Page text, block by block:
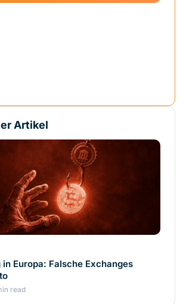
Artikel
Europa: Falsche Exchanges
read